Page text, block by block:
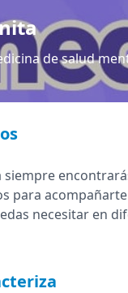
de salud
siempre
para
necesitar en